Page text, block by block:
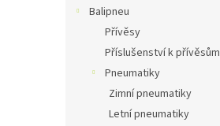
Balipneu
Přívěsy
Příslušenství k přívěsům
Pneumatiky
Zimní pneumatiky
Letní pneumatiky